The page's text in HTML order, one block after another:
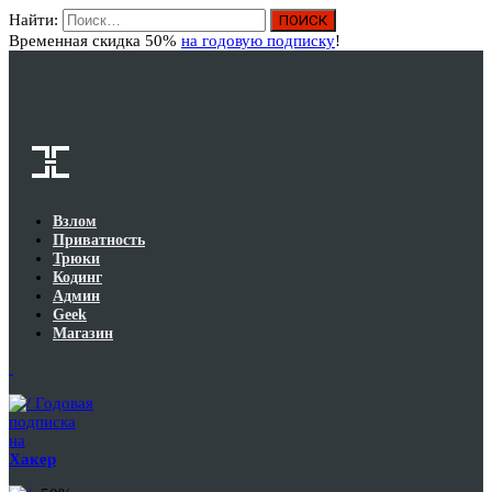
Найти:
Временная скидка 50% на годовую подписку!
Взлом
Приватность
Трюки
Кодинг
Админ
Geek
Магазин
Годовая
подписка
на
Хакер